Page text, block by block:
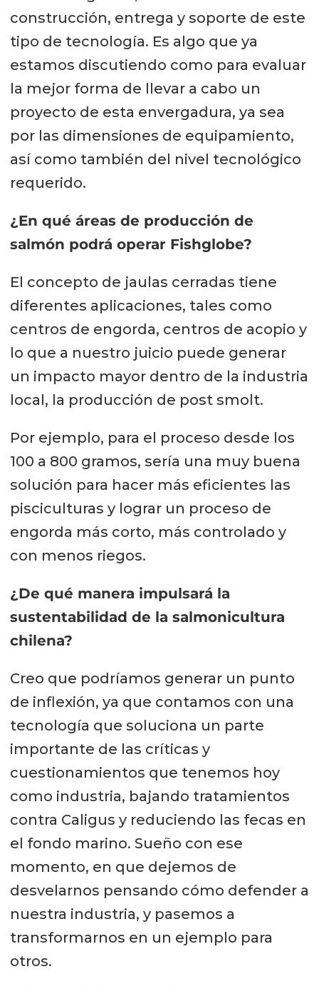
construcción, entrega y soporte de este
tipo de tecnología. Es algo que ya
estamos discutiendo como para evaluar
la mejor forma de llevar a cabo un
proyecto de esta envergadura, ya sea
por las dimensiones de equipamiento,
así como también del nivel tecnológico
requerido.
¿En qué áreas de producción de
salmón podrá operar Fishglobe?
El concepto de jaulas cerradas tiene
diferentes aplicaciones, tales como
centros de engorda, centros de acopio y
lo que a nuestro juicio puede generar
un impacto mayor dentro de la industria
local, la producción de post smolt.
Por ejemplo, para el proceso desde los
100 a 800 gramos, sería una muy buena
solución para hacer más eficientes las
pisciculturas y lograr un proceso de
engorda más corto, más controlado y
con menos riegos.
¿De qué manera impulsará la
sustentabilidad de la salmonicultura
chilena?
Creo que podríamos generar un punto
de inflexión, ya que contamos con una
tecnología que soluciona un parte
importante de las críticas y
cuestionamientos que tenemos hoy
como industria, bajando tratamientos
contra Caligus y reduciendo las fecas en
el fondo marino. Sueño con ese
momento, en que dejemos de
desvelarnos pensando cómo defender a
nuestra industria, y pasemos a
transformarnos en un ejemplo para
otros.